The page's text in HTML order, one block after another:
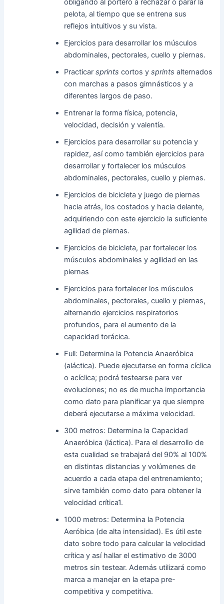
obligando al portero a rechazar o parar la
pelota, al tiempo que se entrena sus
reflejos intuitivos y su vista.
Ejercicios para desarrollar los músculos
abdominales, pectorales, cuello y piernas.
Practicarsprintscortos ysprints alternados
con marchas a pasos gimnásticos y a
diferentes largos de paso.
Entrenar la forma física, potencia,
velocidad, decisión y valentía.
Ejercicios para desarrollar su potencia y
rapidez, así como también ejercicios para
desarrollar y fortalecer los músculos
abdominales, pectorales, cuello y piernas.
Ejercicios de bicicleta y juego de piernas
hacia atrás, los costados y hacia delante,
adquiriendo con este ejercicio la suficiente
agilidad de piernas.
Ejercicios de bicicleta, par fortalecer los
músculos abdominales y agilidad en las
piernas
Ejercicios para fortalecer los músculos
abdominales, pectorales, cuello y piernas,
alternando ejercicios respiratorios
profundos, para el aumento de la
capacidad torácica.
Full: Determina la Potencia Anaeróbica
(aláctica). Puede ejecutarse en forma cíclica
o acíclica; podrá testearse para ver
evoluciones; no es de mucha importancia
como dato para planificar ya que siempre
deberá ejecutarse a máxima velocidad.
300 metros: Determina la Capacidad
Anaeróbica (láctica). Para el desarrollo de
esta cualidad se trabajará del 90% al 100%
en distintas distancias y volúmenes de
acuerdo a cada etapa del entrenamiento;
sirve también como dato para obtener la
velocidad crítica1.
1000 metros: Determina la Potencia
Aeróbica (de alta intensidad). Es útil este
dato sobre todo para calcular la velocidad
crítica y así hallar el estimativo de 3000
metros sin testear. Además utilizará como
marca a manejar en la etapa pre-
competitiva y competitiva.